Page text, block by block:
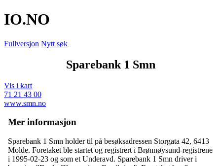
IO.NO
Fullversjon Nytt søk
Sparebank 1 Smn
Vis i kart
71 21 43 00
www.smn.no
Mer informasjon
Sparebank 1 Smn holder til på besøksadressen Storgata 42, 6413
Molde. Foretaket ble startet og registrert i Brønnøysund-registrene
i 1995-02-23 og som et Underavd. Sparebank 1 Smn driver i